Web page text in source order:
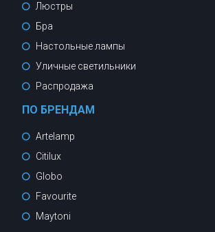
Люстры
Бра
Настольные лампы
Уличные светильники
Распродажа
ПО БРЕНДАМ
Artelamp
Citilux
Globo
Favourite
Maytoni